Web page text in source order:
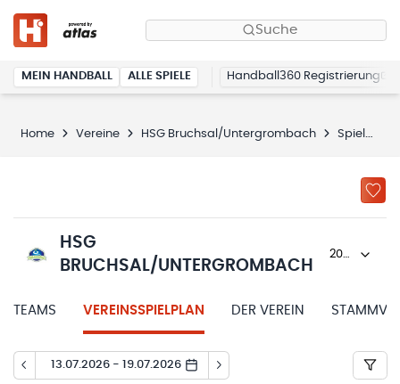
Suche
MEIN HANDBALL ALLE SPIELE Handball360 Registrierung
Home Vereine HSG Bruchsal/Untergrombach Spielplan
HSG
BRUCHSAL/UNTERGROMBACH
TEAMS VEREINSSPIELPLAN DER VEREIN
13.07.2026 - 19.07.2026